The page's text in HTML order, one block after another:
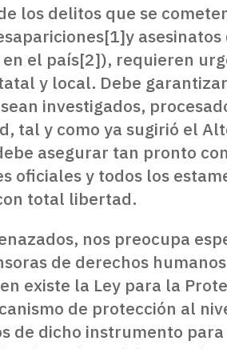
los delitos que se
[1]y
el país[2]), requieren
y local. Debe
investigados,
tal y como ya sugirió el
asegurar tan pronto
oficiales y todos los
total libertad.
nos preocupa
de derechos
existe la Ley para la
de protección al
de dicho instrumento